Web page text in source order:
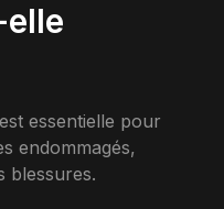
essentielle pour
endommagés,
blessures.